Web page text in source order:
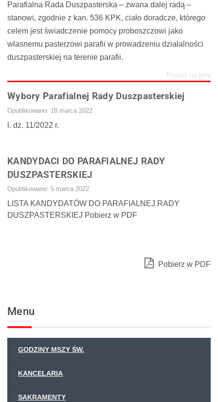
Parafialna Rada Duszpasterska – zwana dalej radą –
stanowi, zgodnie z kan. 536 KPK, ciało doradcze, którego
celem jest świadczenie pomocy proboszczowi jako
własnemu pasterzowi parafii w prowadzeniu działalności
duszpasterskiej na terenie parafii.
Przejdź na górę
Wybory Parafialnej Rady Duszpasterskiej
Opublikowano: 18 marca 2022
l. dz. 11/2022 r.
KANDYDACI DO PARAFIALNEJ RADY
DUSZPASTERSKIEJ
Opublikowano: 5 marca 2022
LISTA KANDYDATÓW DO PARAFIALNEJ RADY
DUSZPASTERSKIEJ Pobierz w PDF
Pobierz w PDF
Menu
GODZINY MSZY ŚW.
KANCELARIA
SAKRAMENTY